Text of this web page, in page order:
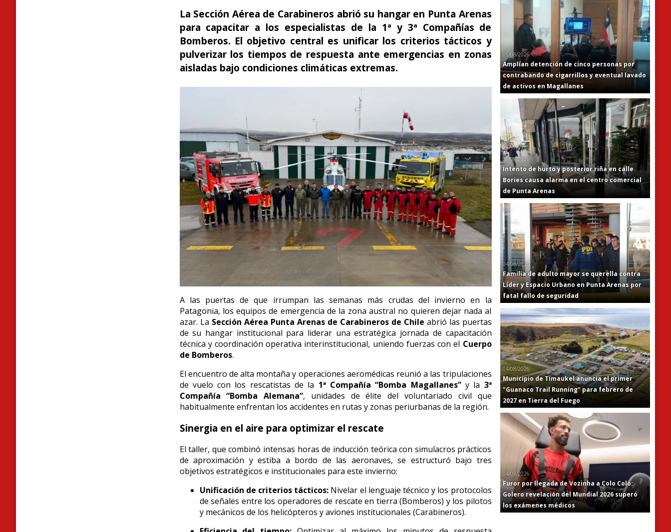
La Sección Aérea de Carabineros abrió su hangar en Punta Arenas
para capacitar a los especialistas de la 1ª y 3ª Compañías de
Bomberos. El objetivo central es unificar los criterios tácticos y
pulverizar los tiempos de respuesta ante emergencias en zonas
aisladas bajo condiciones climáticas extremas.
A las puertas de que irrumpan las semanas más crudas del invierno en la
Patagonia, los equipos de emergencia de la zona austral no quieren dejar nada al
azar. La Sección Aérea Punta Arenas de Carabineros de Chile abrió las puertas
de su hangar institucional para liderar una estratégica jornada de capacitación
técnica y coordinación operativa interinstitucional, uniendo fuerzas con el Cuerpo
de Bomberos.
El encuentro de alta montaña y operaciones aeromédicas reunió a las tripulaciones
de vuelo con los rescatistas de la 1ª Compañía “Bomba Magallanes”y la 3ª
Compañía “Bomba Alemana”, unidades de élite del voluntariado civil que
habitualmente enfrentan los accidentes en rutas y zonas periurbanas de la región.
Sinergia en el aire para optimizar el rescate
El taller, que combinó intensas horas de inducción teórica con simulacros prácticos
de aproximación y estiba a bordo de las aeronaves, se estructuró bajo tres
objetivos estratégicos e institucionales para este invierno:
Unificación de criterios tácticos: Nivelar el lenguaje técnico y los protocolos
de señales entre los operadores de rescate en tierra (Bomberos) y los pilotos
y mecánicos de los helicópteros y aviones institucionales (Carabineros).
05/08/2026
Amplían detención de cinco personas por
contrabando de cigarrillos y eventual lavado
de activos en Magallanes
05/08/2026
Intento de hurto y posterior riña en calle
Bories causa alarma en el centro comercial
de Punta Arenas
04/08/2026
Familia de adulto mayor se querella contra
Líder y Espacio Urbano en Punta Arenas por
fatal fallo de seguridad
04/08/2026
Municipio de Timaukel anuncia el primer
"Guanaco Trail Running" para febrero de
2027 en Tierra del Fuego
04/08/2026
Furor por llegada de Vozinha a Colo Colo:
Golero revelación del Mundial 2026 superó
los exámenes médicos